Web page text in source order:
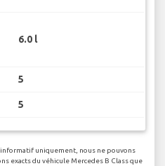
6.0 l
5
5
uniquement, nous ne pouvons
exacts du véhicule Mercedes B Class que